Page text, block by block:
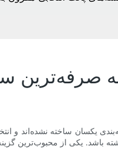
صرفه‌ترین
یکسان ساخته نشده‌اند و